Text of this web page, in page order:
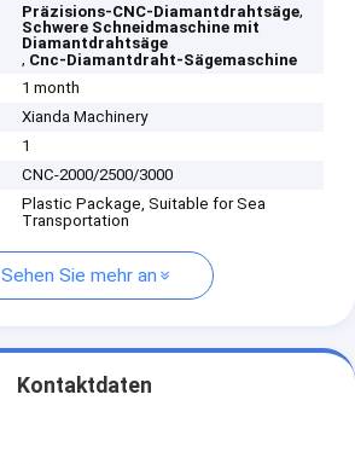
Präzisions-CNC-Diamantdrahtsäge,
Schwere Schneidmaschine mit
Diamantdrahtsäge
, Cnc-Diamantdraht-Sägemaschine
1 month
Xianda Machinery
1
CNC-2000/2500/3000
Plastic Package, Suitable for Sea
Transportation
Sehen Sie mehr an
Kontaktdaten